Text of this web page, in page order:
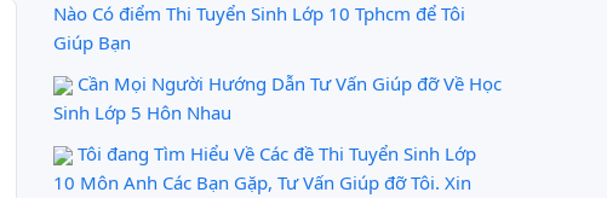
Nào Có điểm Thi Tuyển Sinh Lớp 10 Tphcm để Tôi
Giúp Bạn
Cần Mọi Người Hướng Dẫn Tư Vấn Giúp đỡ Về Học
Sinh Lớp 5 Hôn Nhau
Tôi đang Tìm Hiểu Về Các đề Thi Tuyển Sinh Lớp
10 Môn Anh Các Bạn Gặp, Tư Vấn Giúp đỡ Tôi. Xin